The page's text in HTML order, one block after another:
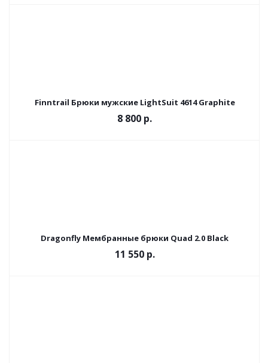
Finntrail Брюки мужские LightSuit 4614 Graphite
8 800 р.
Dragonfly Мембранные брюки Quad 2.0 Black
11 550 р.